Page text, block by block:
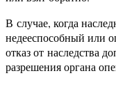
В случае, когда
недееспособный или
отказ от наследства
разрешения органа